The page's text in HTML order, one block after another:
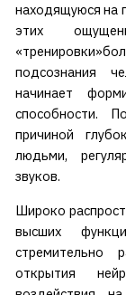
находящуюся на
этих
подсознания
начинает
способности.
причиной
людьми,
звуков.
Широко
высших
стремительно
открытия